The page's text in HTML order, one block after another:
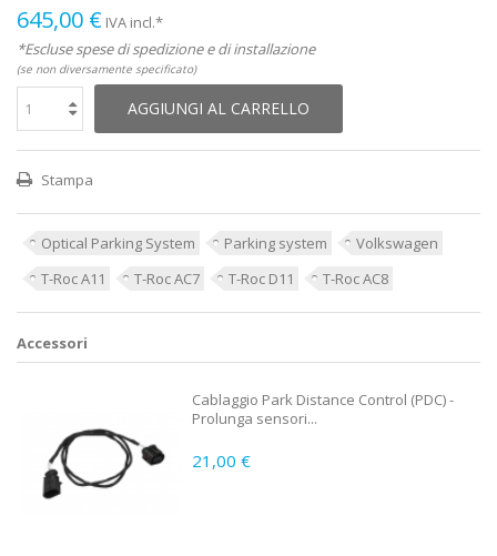
645,00 € IVA incl.*
*Escluse spese di spedizione e di installazione
(se non diversamente specificato)
AGGIUNGI AL CARRELLO
Stampa
Optical Parking System Parking system
Volkswagen
T-Roc A11
T-Roc AC7 T-Roc D11 T-Roc AC8
Accessori
Cablaggio Park Distance Control (PDC) -
Prolunga sensori...
21,00 €